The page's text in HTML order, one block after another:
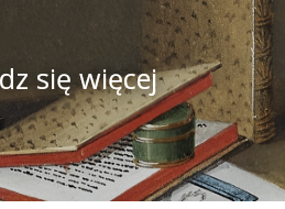
się więcej